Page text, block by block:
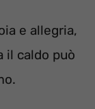
e allegria,
il caldo può